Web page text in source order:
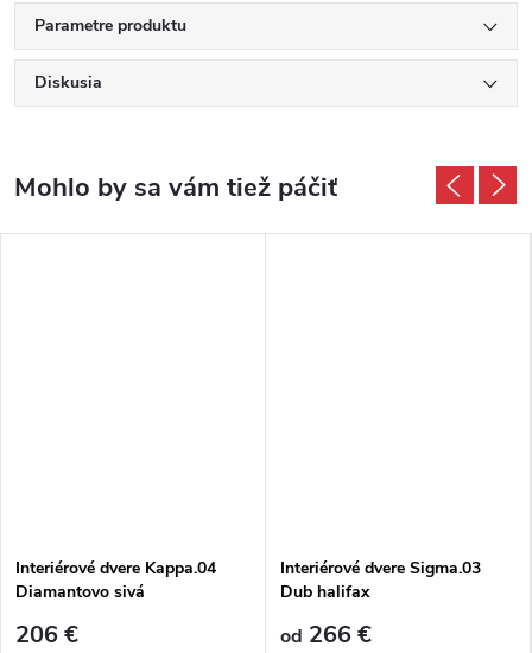
Parametre produktu
Diskusia
Interiérové dvere Kappa.04
Diamantovo sivá
206 €
Interiérové dvere Sigma.03
Dub halifax
od 266 €